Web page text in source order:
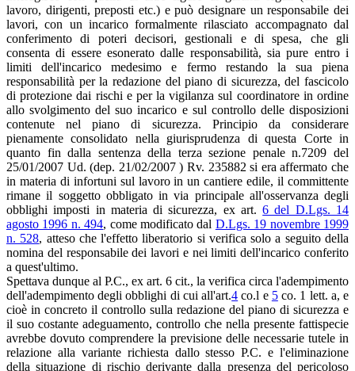
lavoro, dirigenti, preposti etc.) e può designare un responsabile dei
lavori, con un incarico formalmente rilasciato accompagnato dal
conferimento di poteri decisori, gestionali e di spesa, che gli
consenta di essere esonerato dalle responsabilità, sia pure entro i
limiti dell'incarico medesimo e fermo restando la sua piena
responsabilità per la redazione del piano di sicurezza, del fascicolo
di protezione dai rischi e per la vigilanza sul coordinatore in ordine
allo svolgimento del suo incarico e sul controllo delle disposizioni
contenute nel piano di sicurezza. Principio da considerare
pienamente consolidato nella giurisprudenza di questa Corte in
quanto fin dalla sentenza della terza sezione penale n.7209 del
25/01/2007 Ud. (dep. 21/02/2007 ) Rv. 235882 si era affermato che
in materia di infortuni sul lavoro in un cantiere edile, il committente
rimane il soggetto obbligato in via principale all'osservanza degli
obblighi imposti in materia di sicurezza, ex art.6 del D.Lgs. 14
agosto 1996 n. 494, come modificato dal D.Lgs. 19 novembre 1999
n. 528, atteso che l'effetto liberatorio si verifica solo a seguito della
nomina del responsabile dei lavori e nei limiti dell'incarico conferito
a quest'ultimo.
Spettava dunque al P.C., ex art. 6 cit., la verifica circa l'adempimento
dell'adempimento degli obblighi di cui all'art.4 co.l e 5co. 1 lett. a, e
cioè in concreto il controllo sulla redazione del piano di sicurezza e
il suo costante adeguamento, controllo che nella presente fattispecie
avrebbe dovuto comprendere la previsione delle necessarie tutele in
relazione alla variante richiesta dallo stesso P.C. e l'eliminazione
della situazione di rischio derivante dalla presenza del pericoloso